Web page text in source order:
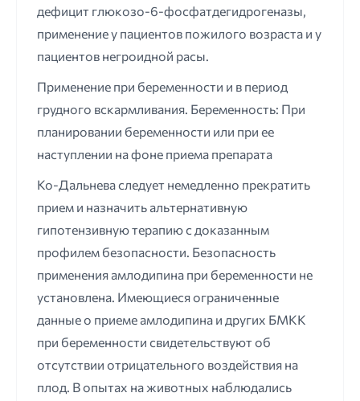
дефицит глюкозо-6-фосфатдегидрогеназы,
применение у пациентов пожилого возраста и у
пациентов негроидной расы.
Применение при беременности и в период
грудного вскармливания. Беременность: При
планировании беременности или при ее
наступлении на фоне приема препарата
Ко-Дальнева следует немедленно прекратить
прием и назначить альтернативную
гипотензивную терапию с доказанным
профилем безопасности. Безопасность
применения амлодипина при беременности не
установлена. Имеющиеся ограниченные
данные о приеме амлодипина и других БМКК
при беременности свидетельствуют об
отсутствии отрицательного воздействия на
плод. В опытах на животных наблюдались